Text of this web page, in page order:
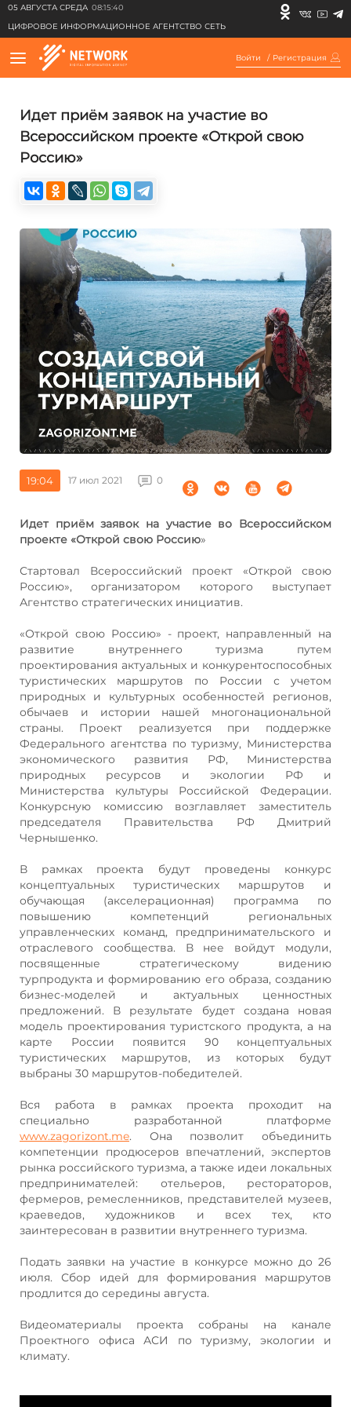
05 АВГУСТА СРЕДА 08:15:40
ЦИФРОВОЕ ИНФОРМАЦИОННОЕ АГЕНТСТВО СЕТЬ
Войти / Регистрация
Идет приём заявок на участие во
Всероссийском проекте «Открой свою
Россию»
19:04 17 июл 2021 0
Идет приём заявок на участие во Всероссийском
проекте «Открой свою Россию»
Стартовал Всероссийский проект «Открой свою
Россию», организатором которого выступает
Агентство стратегических инициатив.
«Открой свою Россию» - проект, направленный на
развитие внутреннего туризма путем
проектирования актуальных и конкурентоспособных
туристических маршрутов по России с учетом
природных и культурных особенностей регионов,
обычаев и истории нашей многонациональной
страны. Проект реализуется при поддержке
Федерального агентства по туризму, Министерства
экономического развития РФ, Министерства
природных ресурсов и экологии РФ и
Министерства культуры Российской Федерации.
Конкурсную комиссию возглавляет заместитель
председателя Правительства РФ Дмитрий
Чернышенко.
В рамках проекта будут проведены конкурс
концептуальных туристических маршрутов и
обучающая (акселерационная) программа по
повышению компетенций региональных
управленческих команд, предпринимательского и
отраслевого сообщества. В нее войдут модули,
посвященные стратегическому видению
турпродукта и формированию его образа, созданию
бизнес-моделей и актуальных ценностных
предложений. В результате будет создана новая
модель проектирования туристского продукта, а на
карте России появится 90 концептуальных
туристических маршрутов, из которых будут
выбраны 30 маршрутов-победителей.
Вся работа в рамках проекта проходит на
специально разработанной платформе
www.zagorizont.me. Она позволит объединить
компетенции продюсеров впечатлений, экспертов
рынка российского туризма, а также идеи локальных
предпринимателей: отельеров, рестораторов,
фермеров, ремесленников, представителей музеев,
краеведов, художников и всех тех, кто
заинтересован в развитии внутреннего туризма.
Подать заявки на участие в конкурсе можно до 26
июля. Сбор идей для формирования маршрутов
продлится до середины августа.
Видеоматериалы проекта собраны на канале
Проектного офиса АСИ по туризму, экологии и
климату.